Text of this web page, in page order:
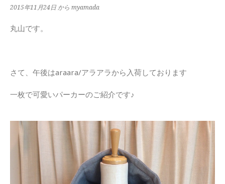
2015年11月24日 から myamada
丸山です。
さて、午後はaraara/アラアラから入荷しております
一枚で可愛いパーカーのご紹介です♪